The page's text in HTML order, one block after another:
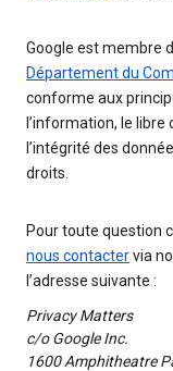
Google est membre
Département du
conforme aux
l’information, le
l’intégrité des
droits.
Pour toute question
nous contactervia
l’adresse suivante :
Privacy Matters
c/o Google Inc.
1600 Amphitheatre